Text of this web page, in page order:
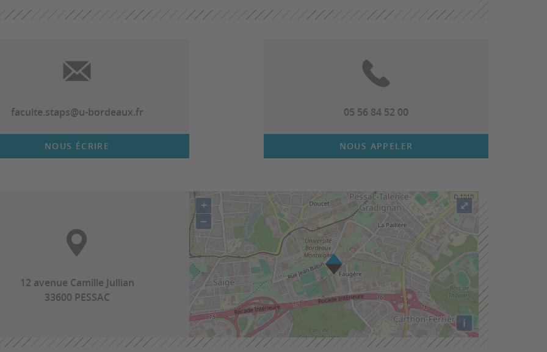
faculte.staps@u-bordeaux.fr
NOUS ÉCRIRE
05 56 84 52 00
NOUS APPELER
12 avenue Camille Jullian
33600 PESSAC
+
−
i
⤢